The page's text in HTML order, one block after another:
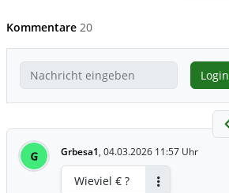
Kommentare 20
Login
G Grbesa1, 04.03.2026 11:57 Uhr
Wieviel € ?